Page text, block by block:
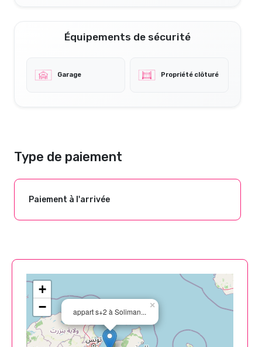
Équipements de sécurité
Garage Propriété clôturé
Type de paiement
Paiement à l'arrivée
appart s+2 à Soliman...
×
+
−